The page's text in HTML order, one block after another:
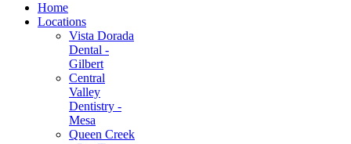
Home
Locations
Vista Dorada
Dental -
Gilbert
Central
Valley
Dentistry -
Mesa
Queen Creek